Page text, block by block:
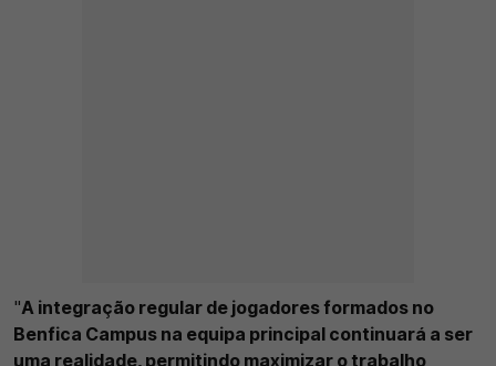
"A integração regular de jogadores formados no
Benfica Campus na equipa principal continuará a ser
uma realidade, permitindo maximizar o trabalho